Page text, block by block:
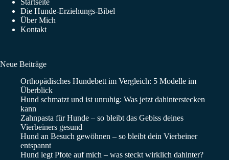
Startseite
Die Hunde-Erziehungs-Bibel
Über Mich
Kontakt
Neue Beiträge
Orthopädisches Hundebett im Vergleich: 5 Modelle im
Überblick
Hund schmatzt und ist unruhig: Was jetzt dahinterstecken
kann
Zahnpasta für Hunde – so bleibt das Gebiss deines
Vierbeiners gesund
Hund an Besuch gewöhnen – so bleibt dein Vierbeiner
entspannt
Hund legt Pfote auf mich – was steckt wirklich dahinter?